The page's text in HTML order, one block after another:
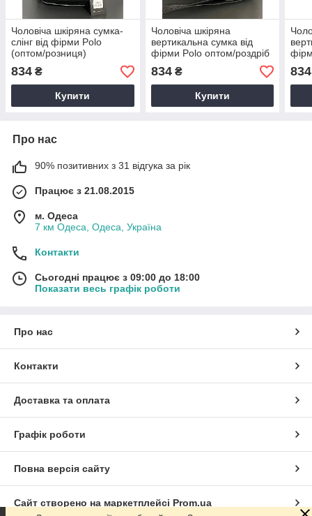
Чоловіча шкіряна сумка-
слінг від фірми Polo
(оптом/розниця)
834 ₴
Купити
Чоловіча шкіряна
вертикальна сумка від
фірми Polo оптом/роздріб
834₴
Купити
834
Про нас
90% позитивних з 31 відгука за рік
Працює з 21.08.2015
м. Одеса
7 км Одеса, Одеса, Україна
Контакти
Сьогодні працює з 09:00 до 18:00
Показати весь графік роботи
Про нас
Контакти
Доставка та оплата
Графік роботи
Повна версія сайту
Сайт створено на маркетплейсі Prom.ua